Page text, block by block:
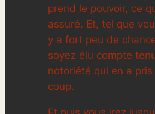
prend le pouvoir, ce
assuré. Et, tel que
y a fort peu de
soyez élu compte
notoriété qui en a
coup.